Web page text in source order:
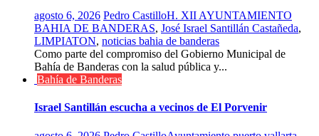
agosto 6, 2026 Pedro CastilloH. XII AYUNTAMIENTO
BAHIA DE BANDERAS, José Israel Santillán Castañeda,
LIMPIATON, noticias bahia de banderas
Como parte del compromiso del Gobierno Municipal de
Bahía de Banderas con la salud pública y...
Bahía de Banderas
Israel Santillán escucha a vecinos de El Porvenir